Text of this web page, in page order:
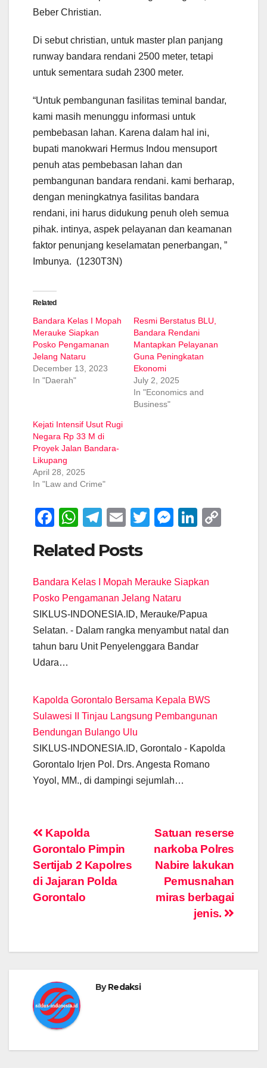
Beber Christian.
Di sebut christian, untuk master plan panjang
runway bandara rendani 2500 meter, tetapi
untuk sementara sudah 2300 meter.
“Untuk pembangunan fasilitas teminal bandar,
kami masih menunggu informasi untuk
pembebasan lahan. Karena dalam hal ini,
bupati manokwari Hermus Indou mensuport
penuh atas pembebasan lahan dan
pembangunan bandara rendani. kami berharap,
dengan meningkatnya fasilitas bandara
rendani, ini harus didukung penuh oleh semua
pihak. intinya, aspek pelayanan dan keamanan
faktor penunjang keselamatan penerbangan, ”
Imbunya. (1230T3N)
Related
Bandara Kelas I Mopah
Merauke Siapkan
Posko Pengamanan
Jelang Nataru
December 13, 2023
In "Daerah"
Resmi Berstatus BLU,
Bandara Rendani
Mantapkan Pelayanan
Guna Peningkatan
Ekonomi
July 2, 2025
In "Economics and
Business"
Kejati Intensif Usut Rugi
Negara Rp 33 M di
Proyek Jalan Bandara-
Likupang
April 28, 2025
In "Law and Crime"
F
c
e
b
o
o
k
W
at
s
A
p
p
T
e
gr
a
m
E
ail
T
er
M
e
n
g
er
Li
e
n
k
Related Posts
Bandara Kelas I Mopah Merauke Siapkan
Posko Pengamanan Jelang Nataru
SIKLUS-INDONESIA.ID, Merauke/Papua
Selatan. - Dalam rangka menyambut natal dan
tahun baru Unit Penyelenggara Bandar
Udara…
Kapolda Gorontalo Bersama Kepala BWS
Sulawesi II Tinjau Langsung Pembangunan
Bendungan Bulango Ulu
SIKLUS-INDONESIA.ID, Gorontalo - Kapolda
Gorontalo Irjen Pol. Drs. Angesta Romano
Yoyol, MM., di dampingi sejumlah…
Post
navigation
Satuan reserse
narkoba Polres
Nabire lakukan
Pemusnahan
miras berbagai
jenis.
Kapolda
Gorontalo Pimpin
Sertijab 2 Kapolres
di Jajaran Polda
Gorontalo
ByRedaksi